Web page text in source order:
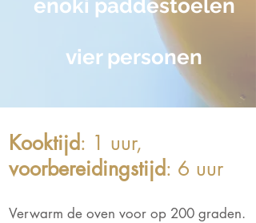
Kooktijd: 1 uur,
voorbereidingstijd: 6 uur
Verwarm de oven voor op 200 graden.
enoki paddestoelen
vier personen